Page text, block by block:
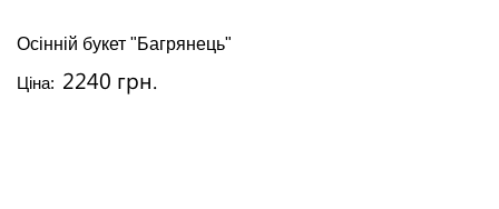
Осінній букет "Багрянець"
Ціна: 2240 грн.